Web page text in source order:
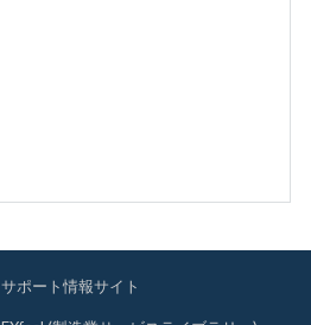
サポート情報サイト